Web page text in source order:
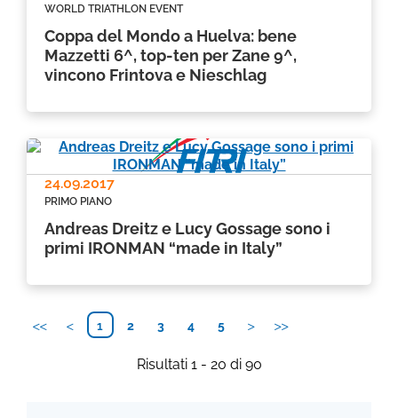
WORLD TRIATHLON EVENT
Coppa del Mondo a Huelva: bene
Mazzetti 6^, top-ten per Zane 9^,
vincono Frintova e Nieschlag
24.09.2017
PRIMO PIANO
Andreas Dreitz e Lucy Gossage sono i
primi IRONMAN “made in Italy”
1 2 3 4 5
Risultati 1 - 20 di 90